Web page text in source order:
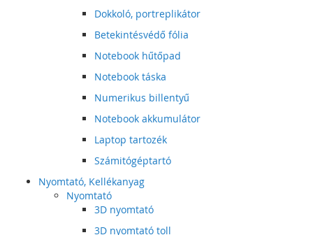
Dokkoló, portreplikátor
Betekintésvédő fólia
Notebook hűtőpad
Notebook táska
Numerikus billentyű
Notebook akkumulátor
Laptop tartozék
Számitógéptartó
Nyomtató, Kellékanyag
Nyomtató
3D nyomtató
3D nyomtató toll